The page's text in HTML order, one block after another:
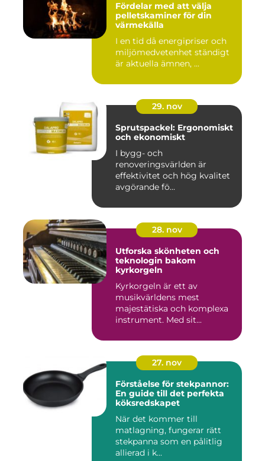
Fördelar med att välja
pelletskaminer för din
värmekälla
I en tid då energipriser och
miljömedvetenhet ständigt
är aktuella ämnen, ...
29. nov
Sprutspackel: Ergonomiskt
och ekonomiskt
I bygg- och
renoveringsvärlden är
effektivitet och hög kvalitet
avgörande fö...
28. nov
Utforska skönheten och
teknologin bakom
kyrkorgeln
Kyrkorgeln är ett av
musikvärldens mest
majestätiska och komplexa
instrument. Med sit...
27. nov
Förståelse för stekpannor:
En guide till det perfekta
köksredskapet
När det kommer till
matlagning, fungerar rätt
stekpanna som en pålitlig
allierad i k...